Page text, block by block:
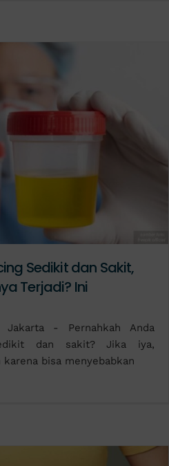
Sedikit dan Sakit,
Terjadi? Ini
Jakarta - Pernahkah Anda
dan sakit? Jika iya,
karena bisa menyebabkan